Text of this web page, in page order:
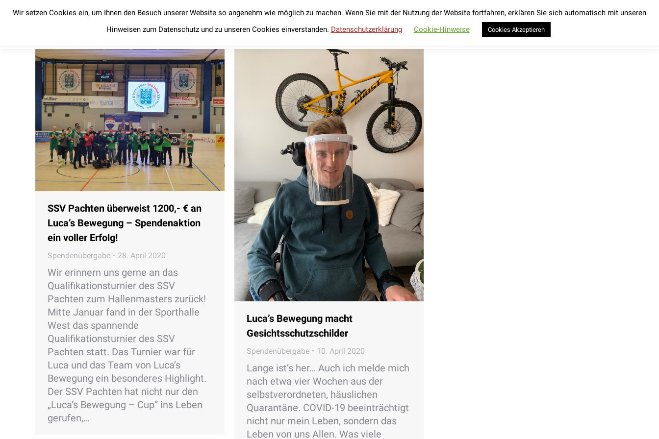
Startseite News Unser Verein Werde Förderer Fahrradverleih Kontakt Wings for Life World Run 2026
SSV Pachten überweist 1200,- € an
Luca’s Bewegung – Spendenaktion
ein voller Erfolg!
Spendenübergabe 28. April 2020
Wir erinnern uns gerne an das
Qualifikationsturnier des SSV
Pachten zum Hallenmasters zurück!
Mitte Januar fand in der Sporthalle
West das spannende
Qualifikationsturnier des SSV
Pachten statt. Das Turnier war für
Luca und das Team von Luca’s
Bewegung ein besonderes Highlight.
Der SSV Pachten hat nicht nur den
„Luca’s Bewegung – Cup“ ins Leben
gerufen,…
Luca’s Bewegung macht
Gesichtsschutzschilder
Spendenübergabe 10. April 2020
Lange ist’s her… Auch ich melde mich
nach etwa vier Wochen aus der
selbstverordneten, häuslichen
Quarantäne. COVID-19 beeinträchtigt
nicht nur mein Leben, sondern das
Leben von uns Allen. Was viele
Wir setzen Cookies ein, um Ihnen den Besuch unserer Website so angenehm wie möglich zu machen. Wenn Sie mit der Nutzung der Website fortfahren, erklären Sie sich automatisch mit unseren
Hinweisen zum Datenschutz und zu unseren Cookies einverstanden. Datenschutzerklärung Cookie-Hinweise Cookies Akzeptieren
Startseite News Unser Verein Werde Förderer Fahrradverleih Kontakt Wings for Life World Run 2026 Search: